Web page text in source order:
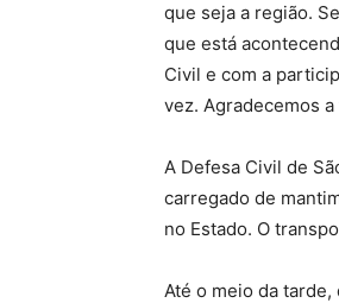
que seja a região.
que está
Civil e com a
vez. Agradecemos
A Defesa Civil de
carregado de
no Estado. O
Até o meio da